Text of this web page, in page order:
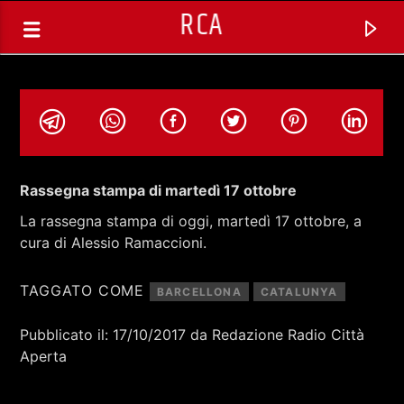
RCA
TRACCIA CORRENTE
Rassegna stampa di martedì 17 ottobre
La rassegna stampa di oggi, martedì 17 ottobre, a
cura di Alessio Ramaccioni.
TAGGATO COME BARCELLONA CATALUNYA
Pubblicato il: 17/10/2017 da Redazione Radio Città
Aperta